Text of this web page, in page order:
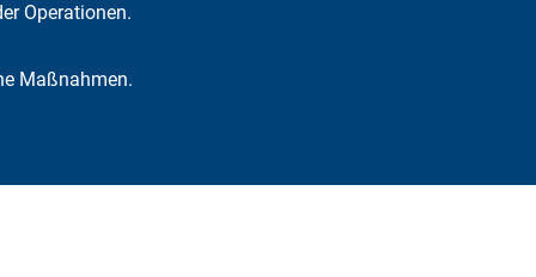
Ope­ra­tio­nen.
Maß­nah­men.